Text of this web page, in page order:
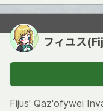
フィユス
Fijus' Qaz'ofywei